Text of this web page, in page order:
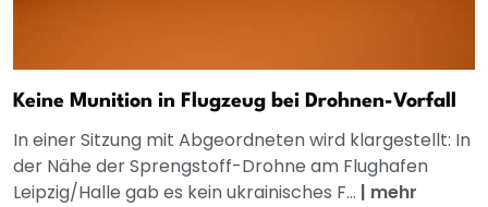
Keine Munition in Flugzeug bei Drohnen-Vorfall
In einer Sitzung mit Abgeordneten wird klargestellt: In
der Nähe der Sprengstoff-Drohne am Flughafen
Leipzig/Halle gab es kein ukrainisches F... | mehr